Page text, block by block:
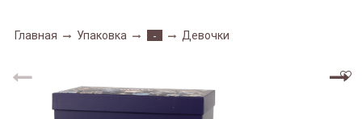
Главная Упаковка - Девочки